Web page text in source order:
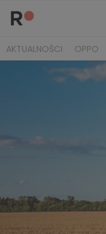
AKTUALNOŚCI OPPO